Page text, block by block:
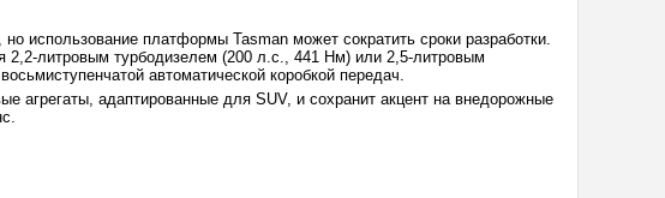
использование платформы Tasman может сократить сроки разработки.
2,2-литровым турбодизелем (200 л.с., 441 Нм) или 2,5-литровым
автоматической коробкой передач.
агрегаты, адаптированные для SUV, и сохранит акцент на внедорожные